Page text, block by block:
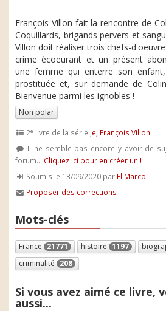
François Villon fait la rencontre de
Coquillards, brigands pervers et
Villon doit réaliser trois chefs-
crime écoeurant et un présent
une femme qui enterre son
prostituée et, sur demande de
Bienvenue parmi les ignobles !
Non polar
2e livre de la série Je, François Villon
Il ne semble pas encore y avoir de
forum... Cliquez ici pour en créer un !
Soumis le 13/09/2020 par El Marco
Proposer des corrections
Mots-clés
France 21771 histoire 1197
criminalité 208
Si vous avez aimé ce livre,
aussi...